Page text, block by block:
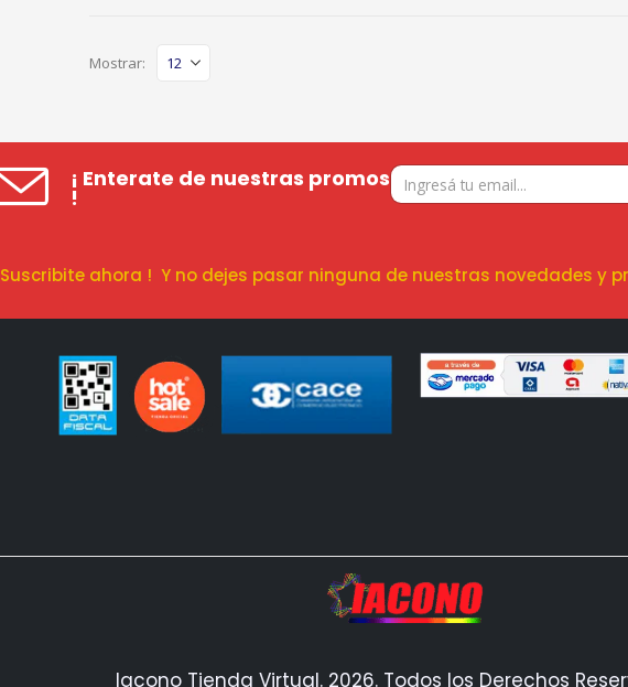
Mostrar:
¡ Enterate de nuestras promos
!
Suscribite ahora ! Y no dejes pasar ninguna de nuestras novedades y
Iacono Tienda Virtual. 2026. Todos los Derechos